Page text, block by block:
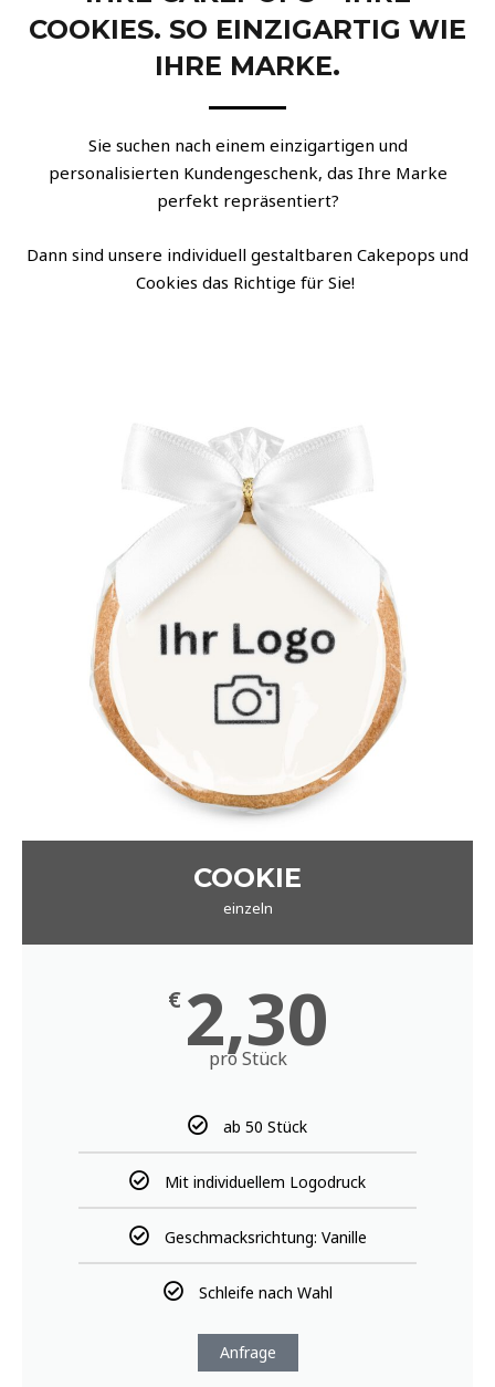
COOKIES. SO EINZIGARTIG WIE
IHRE MARKE.
Sie suchen nach einem einzigartigen und
personalisierten Kundengeschenk, das Ihre Marke
perfekt repräsentiert?
Dann sind unsere individuell gestaltbaren Cakepops und
Cookies das Richtige für Sie!
COOKIE
einzeln
€ 2,30
pro Stück
ab 50 Stück
Mit individuellem Logodruck
Geschmacksrichtung: Vanille
Schleife nach Wahl
Anfrage